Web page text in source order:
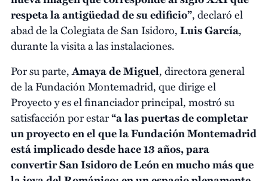
respeta la antigüedad de su edificio”, declaró el
abad de la Colegiata de San Isidoro,Luis García,
durante la visita a las instalaciones.
Por su parte,Amaya de Miguel, directora general
de la Fundación Montemadrid, que dirige el
Proyecto y es el financiador principal, mostró su
satisfacción por estar“a las puertas de completar
un proyecto en el que la Fundación Montemadrid
está implicado desde hace 13 años, para
convertir San Isidoro de León en mucho más que